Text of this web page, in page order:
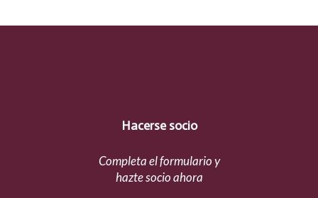
Hacerse socio
Completa el formulario y
hazte socio ahora